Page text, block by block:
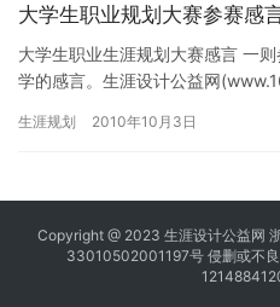
大学生职业规划大赛参赛感
大学生职业生涯规划大赛感言 一
学的感言。生涯设计公益网
生涯规划 2010年10月3日
Copyright @ 2023 生涯设计公益网
33010502001197号 侵删或不